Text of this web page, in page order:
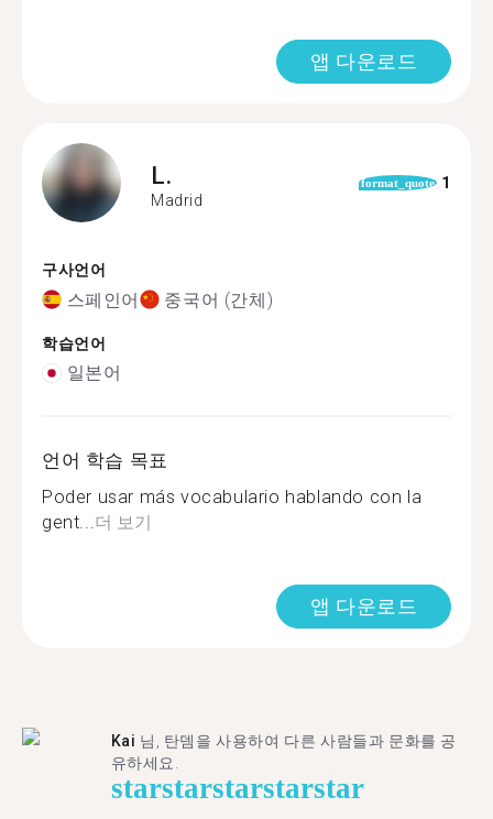
앱 다운로드
L.
Madrid
format_quote 1
구사언어
스페인어 중국어 (간체)
학습언어
일본어
언어 학습 목표
Poder usar más vocabulario hablando con la
gent...더 보기
앱 다운로드
Kai 님, 탄뎀을 사용하여 다른 사람들과 문화를 공
유하세요.
starstarstarstarstar